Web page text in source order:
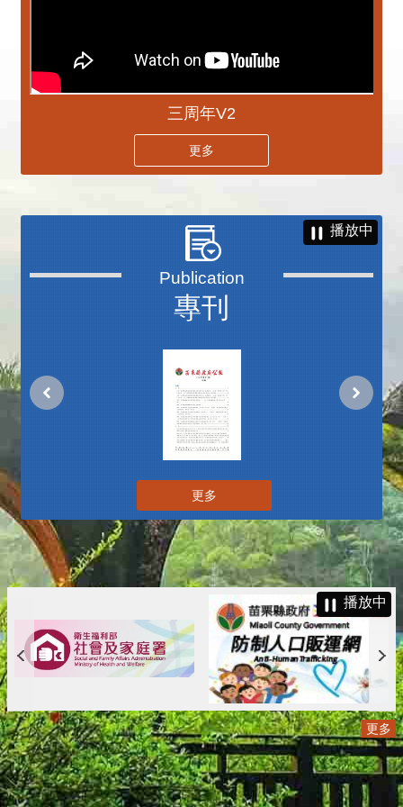
三周年V2
更多
專刊
播放中
更多
播放中
更多